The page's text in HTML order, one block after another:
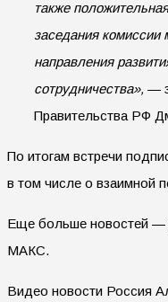
также
заседания
направления
сотрудничества», —
Правительства РФ
По итогам встречи
в том числе о взаимной
Еще больше новостей —
МАКС.
Видео новости Россия